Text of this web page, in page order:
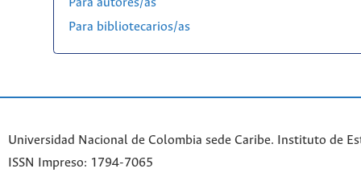
Para bibliotecarios/as
Universidad Nacional de Colombia sede Caribe. Instituto de
ISSN Impreso: 1794-7065